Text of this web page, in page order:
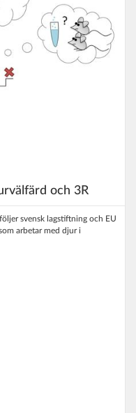
och 3R
svensk lagstiftning och EU
arbetar med djur i